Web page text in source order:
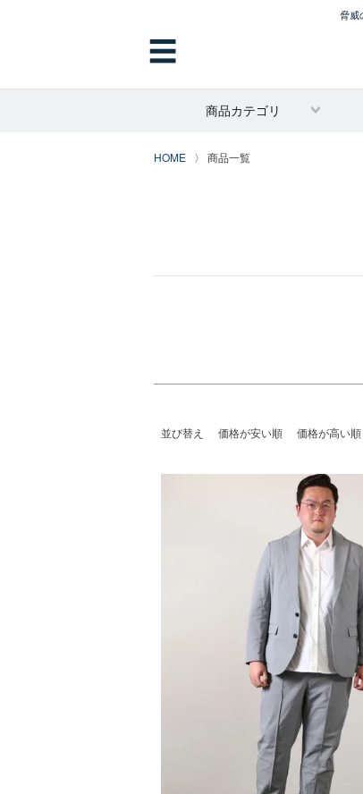
脅威
☰
商品カテゴリ
HOME 商品一覧
4L
7L
並び替え 価格が安い順 価格が高い順